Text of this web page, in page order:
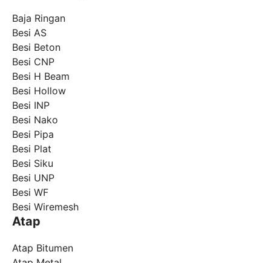
Baja Ringan
Besi AS
Besi Beton
Besi CNP
Besi H Beam
Besi Hollow
Besi INP
Besi Nako
Besi Pipa
Besi Plat
Besi Siku
Besi UNP
Besi WF
Besi Wiremesh
Atap
Atap Bitumen